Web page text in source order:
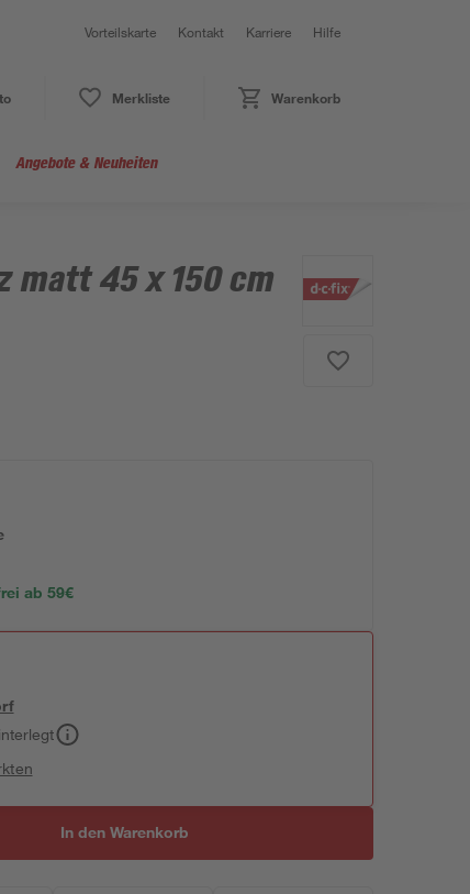
Vorteilskarte Kontakt Karriere Hilfe
Merkliste Warenkorb
Angebote & Neuheiten
matt 45 x 150 cm
ab 59€
In den Warenkorb